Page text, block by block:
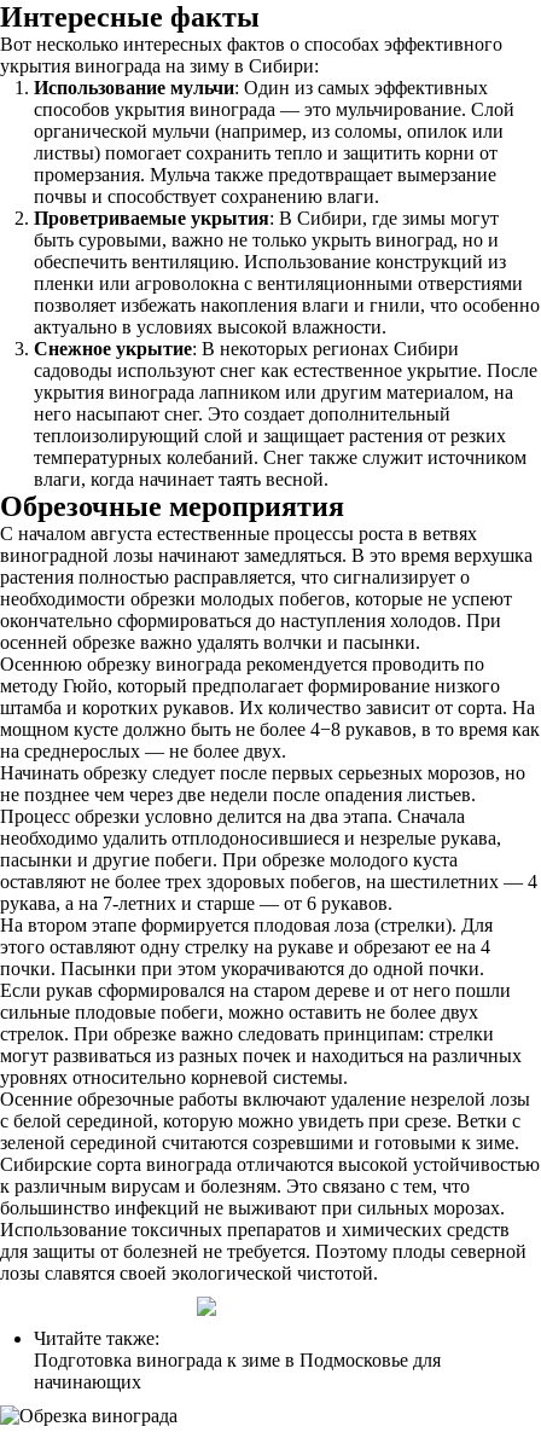
Интересные факты
Вот несколько интересных фактов о способах эффективного
укрытия винограда на зиму в Сибири:
Использование мульчи: Один из самых эффективных
способов укрытия винограда — это мульчирование. Слой
органической мульчи (например, из соломы, опилок или
листвы) помогает сохранить тепло и защитить корни от
промерзания. Мульча также предотвращает вымерзание
почвы и способствует сохранению влаги.
Проветриваемые укрытия: В Сибири, где зимы могут
быть суровыми, важно не только укрыть виноград, но и
обеспечить вентиляцию. Использование конструкций из
пленки или агроволокна с вентиляционными отверстиями
позволяет избежать накопления влаги и гнили, что особенно
актуально в условиях высокой влажности.
Снежное укрытие: В некоторых регионах Сибири
садоводы используют снег как естественное укрытие. После
укрытия винограда лапником или другим материалом, на
него насыпают снег. Это создает дополнительный
теплоизолирующий слой и защищает растения от резких
температурных колебаний. Снег также служит источником
влаги, когда начинает таять весной.
Обрезочные мероприятия
С началом августа естественные процессы роста в ветвях
виноградной лозы начинают замедляться. В это время верхушка
растения полностью расправляется, что сигнализирует о
необходимости обрезки молодых побегов, которые не успеют
окончательно сформироваться до наступления холодов. При
осенней обрезке важно удалять волчки и пасынки.
Осеннюю обрезку винограда рекомендуется проводить по
методу Гюйо, который предполагает формирование низкого
штамба и коротких рукавов. Их количество зависит от сорта. На
мощном кусте должно быть не более 4−8 рукавов, в то время как
на среднерослых — не более двух.
Начинать обрезку следует после первых серьезных морозов, но
не позднее чем через две недели после опадения листьев.
Процесс обрезки условно делится на два этапа. Сначала
необходимо удалить отплодоносившиеся и незрелые рукава,
пасынки и другие побеги. При обрезке молодого куста
оставляют не более трех здоровых побегов, на шестилетних — 4
рукава, а на 7-летних и старше — от 6 рукавов.
На втором этапе формируется плодовая лоза (стрелки). Для
этого оставляют одну стрелку на рукаве и обрезают ее на 4
почки. Пасынки при этом укорачиваются до одной почки.
Если рукав сформировался на старом дереве и от него пошли
сильные плодовые побеги, можно оставить не более двух
стрелок. При обрезке важно следовать принципам: стрелки
могут развиваться из разных почек и находиться на различных
уровнях относительно корневой системы.
Осенние обрезочные работы включают удаление незрелой лозы
с белой серединой, которую можно увидеть при срезе. Ветки с
зеленой серединой считаются созревшими и готовыми к зиме.
Сибирские сорта винограда отличаются высокой устойчивостью
к различным вирусам и болезням. Это связано с тем, что
большинство инфекций не выживают при сильных морозах.
Использование токсичных препаратов и химических средств
для защиты от болезней не требуется. Поэтому плоды северной
лозы славятся своей экологической чистотой.
Читайте также:
Подготовка винограда к зиме в Подмосковье для
начинающих